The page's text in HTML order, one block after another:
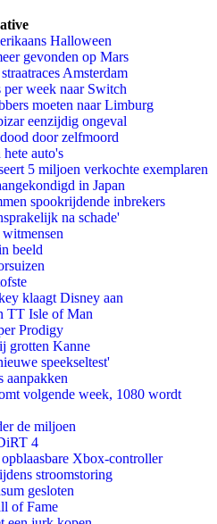
Halloween
gevonden op Mars
Amsterdam
week naar Switch
moeten naar Limburg
eenzijdig ongeval
door zelfmoord
auto's
5 miljoen verkochte exemplaren
in Japan
spookrijdende inbrekers
na schade'
beeld
klaagt Disney aan
TT Isle of Man
Prodigy
grotten Kanne
speekseltest'
aanpakken
volgende week, 1080 wordt
de miljoen
4
Xbox-controller
stroomstoring
gesloten
of Fame